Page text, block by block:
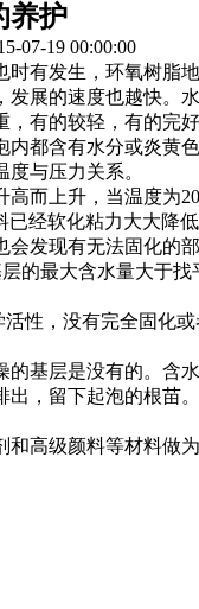
养护
07-19 00:00:00
有发生，环氧树
展的速度也越快。
有的较轻，有的完
都含有水分或炎黄
度与压力关系。
而上升，当温度为
经软化粘力大大
发现有无法固化
的最大含水量大于找
，没有完全固化或
层是没有的。含
，留下起泡的根
级颜料等材料做为